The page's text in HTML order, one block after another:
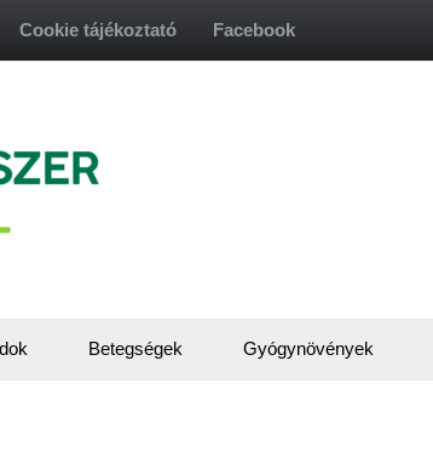
Cookie tájékoztató Facebook
Betegségek Gyógynövények